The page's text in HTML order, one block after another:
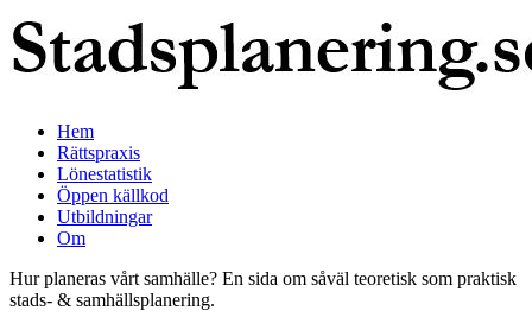
Hem
Rättspraxis
Lönestatistik
Öppen källkod
Utbildningar
Om
Hur planeras vårt samhälle? En sida om såväl teoretisk som praktisk
stads- & samhällsplanering.